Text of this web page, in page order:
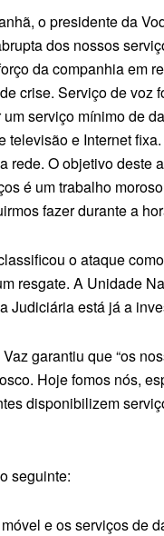
o presidente da
dos nossos
da companhia em
crise. Serviço de voz
serviço mínimo de
televisão e Internet
rede. O objetivo deste
é um trabalho
fazer durante a
o ataque
resgate. A Unidade
Judiciária está já a
garantiu que “os
Hoje fomos nós,
disponibilizem
seguinte:
e os serviços de